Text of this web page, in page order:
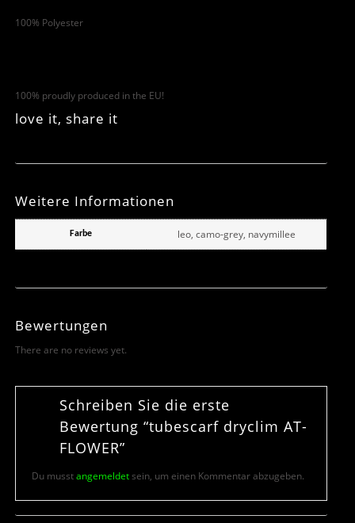
100% Polyester
100% proudly produced in the EU!
love it, share it
Weitere Informationen
Farbe leo, camo-grey, navymillee
Bewertungen
There are no reviews yet.
Schreiben Sie die erste
Bewertung “tubescarf dryclim AT-
FLOWER”
Du musstangemeldetsein, um einen Kommentar abzugeben.